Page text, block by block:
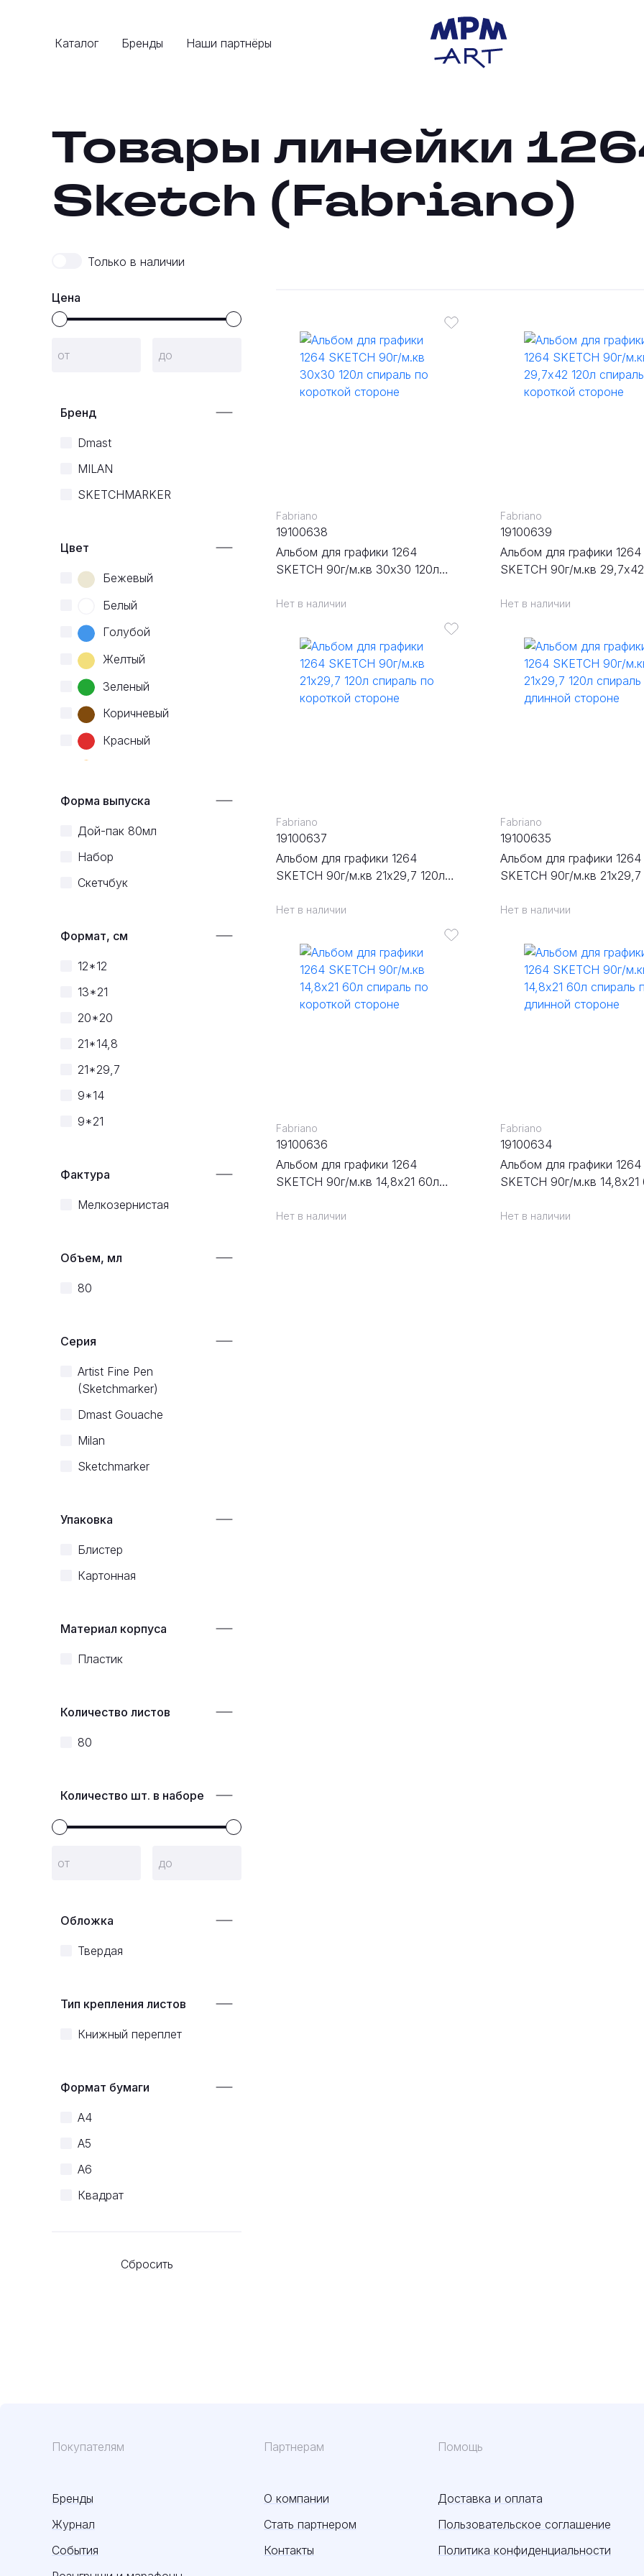
Каталог Бренды Наши партнёры
Товары линейки
Sketch (Fabriano)
Только в наличии
Цена
Бренд
Dmast
MILAN
SKETCHMARKER
Цвет
Бежевый
Белый
Голубой
Желтый
Зеленый
Коричневый
Красный
Фиолетовый
Форма выпуска
Дой-пак 80мл
Набор
Скетчбук
Формат, см
12*12
13*21
20*20
21*14,8
21*29,7
9*14
9*21
Фактура
Мелкозернистая
Объем, мл
80
Серия
Artist Fine Pen
(Sketchmarker)
Dmast Gouache
Milan
Sketchmarker
Упаковка
Блистер
Картонная
Материал корпуса
Пластик
Количество листов
80
Количество шт. в наборе
Обложка
Твердая
Тип крепления листов
Книжный переплет
Формат бумаги
A4
A5
A6
Квадрат
Сбросить
Нет в наличии
Альбом для графики 1264
SKETCH 90г/м.кв 30х30 120л
Fabriano
19100638
Нет в наличии
Альбом для графики 1264
SKETCH 90г/м.кв
Fabriano
19100639
Нет в наличии
Альбом для графики 1264
SKETCH 90г/м.кв 21х29,7 120л
Fabriano
19100637
Нет в наличии
Альбом для графики 1264
SKETCH 90г/м.кв 21х29,7
Fabriano
19100635
Нет в наличии
Альбом для графики 1264
SKETCH 90г/м.кв 14,8х21 60л
Fabriano
19100636
Нет в наличии
Альбом для графики 1264
SKETCH 90г/м.кв 14,8х21
Fabriano
19100634
Покупателям
Бренды
Журнал
События
Партнерам
О компании
Стать партнером
Контакты
Помощь
Доставка и оплата
Пользовательское соглашение
Политика конфиденциальности